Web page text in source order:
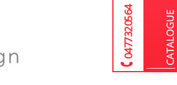
04 77 32 05 64